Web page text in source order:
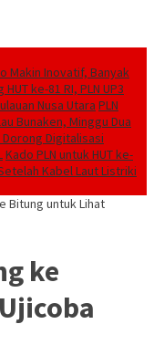
Makin Inovatif, Banyak
ke-81 RI, PLN UP3
Nusa Utara PLN
Bunaken, Minggu Dua
Dorong Digitalisasi
Kado PLN untuk HUT ke-
Kabel Laut Listriki
Bitung untuk Lihat
ke